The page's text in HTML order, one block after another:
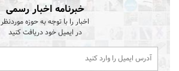
خبرنامه اخبار رسمی
اخبار را با توجه به حوزه موردنظر
در ایمیل خود دریافت کنید